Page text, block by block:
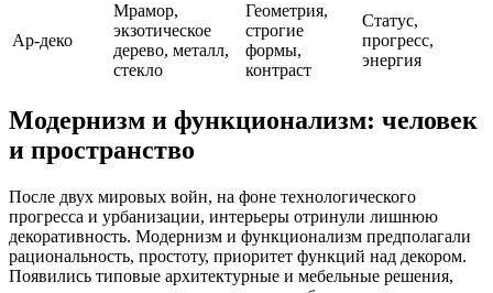
Ар-деко
Мрамор,
экзотическое
дерево, металл,
стекло
Геометрия,
строгие
формы,
контраст
Статус,
прогресс,
энергия
Модернизм и функционализм: человек
и пространство
После двух мировых войн, на фоне технологического
прогресса и урбанизации, интерьеры отринули лишнюю
декоративность. Модернизм и функционализм предполагали
рациональность, простоту, приоритет функций над декором.
Появились типовые архитектурные и мебельные решения,